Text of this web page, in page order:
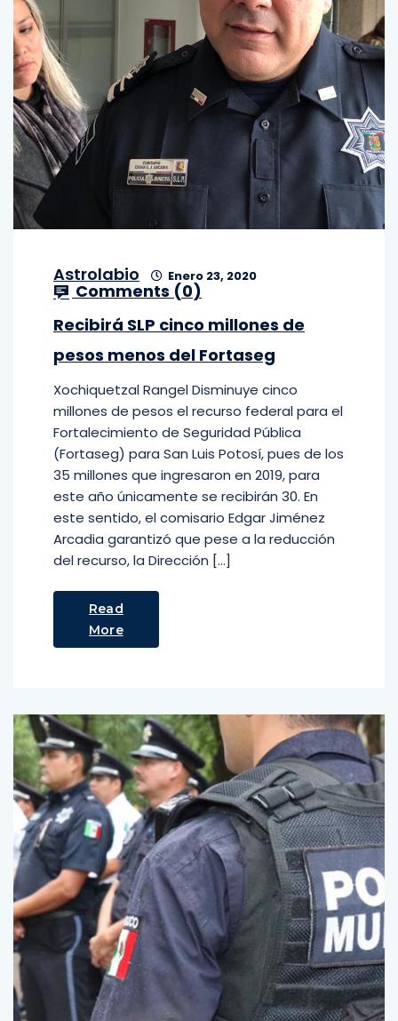
Astrolabio Enero 23, 2020
Comments (0)
Recibirá SLP cinco millones de
pesos menos del Fortaseg
Xochiquetzal Rangel Disminuye cinco
millones de pesos el recurso federal para el
Fortalecimiento de Seguridad Pública
(Fortaseg) para San Luis Potosí, pues de los
35 millones que ingresaron en 2019, para
este año únicamente se recibirán 30. En
este sentido, el comisario Edgar Jiménez
Arcadia garantizó que pese a la reducción
del recurso, la Dirección […]
Read
More